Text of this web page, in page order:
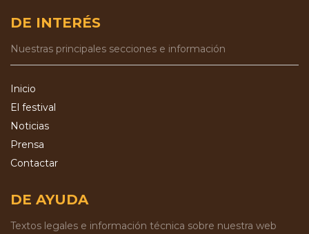
DE INTERÉS
Nuestras principales secciones e información
Inicio
El festival
Noticias
Prensa
Contactar
DE AYUDA
Textos legales e información técnica sobre nuestra web